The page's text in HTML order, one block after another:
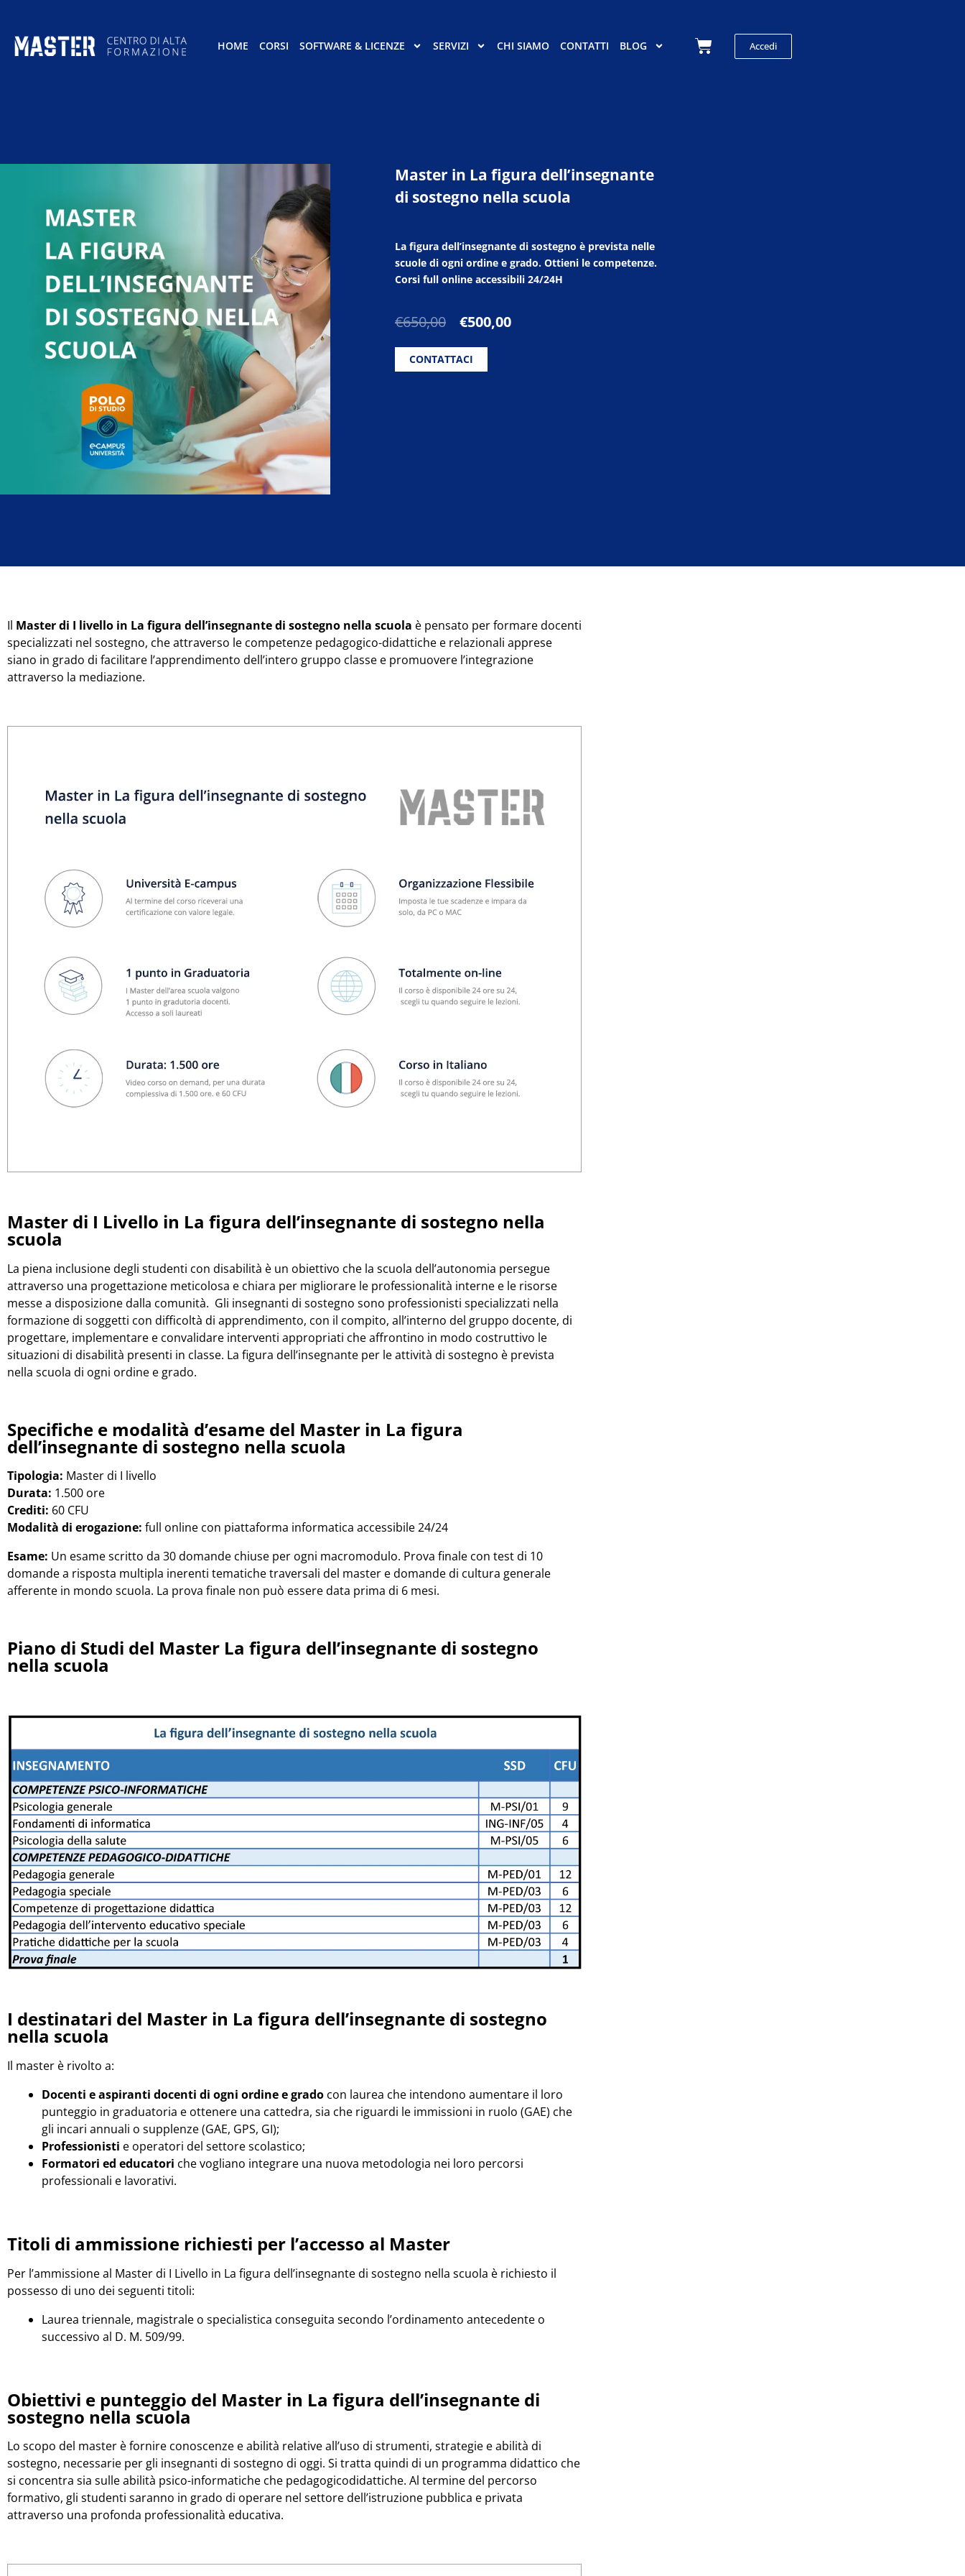
HOME CORSI SOFTWARE & LICENZE SERVIZI CHI SIAMO CONTATTI BLOG CarrelloAccedi
Master in La figura dell’insegnante
di sostegno nella scuola
La figura dell’insegnante di sostegno è prevista nelle
scuole di ogni ordine e grado. Ottieni le competenze.
Corsi full online accessibili 24/24H
€650,00
Il
originale
era:
€500,00Il
CONTATTACI
Il Master di I livello in La figura dell’insegnante di sostegno nella scuola è pensato per formare docenti
specializzati nel sostegno, che attraverso le competenze pedagogico-didattiche e relazionali apprese
siano in grado di facilitare l’apprendimento dell’intero gruppo classe e promuovere l’integrazione
attraverso la mediazione.
Master di I Livello in La figura dell’insegnante di sostegno nella
scuola
La piena inclusione degli studenti con disabilità è un obiettivo che la scuola dell’autonomia persegue
attraverso una progettazione meticolosa e chiara per migliorare le professionalità interne e le risorse
messe a disposizione dalla comunità. Gli insegnanti di sostegno sono professionisti specializzati nella
formazione di soggetti con difficoltà di apprendimento, con il compito, all’interno del gruppo docente, di
progettare, implementare e convalidare interventi appropriati che affrontino in modo costruttivo le
situazioni di disabilità presenti in classe. La figura dell’insegnante per le attività di sostegno è prevista
nella scuola di ogni ordine e grado.
Specifiche e modalità d’esame del Master in La figura
dell’insegnante di sostegno nella scuola
Tipologia: Master di I livello
Durata: 1.500 ore
Crediti: 60 CFU
Modalità di erogazione: full online con piattaforma informatica accessibile 24/24
Esame: Un esame scritto da 30 domande chiuse per ogni macromodulo. Prova finale con test di 10
domande a risposta multipla inerenti tematiche traversali del master e domande di cultura generale
afferente in mondo scuola. La prova finale non può essere data prima di 6 mesi.
Piano di Studi del Master La figura dell’insegnante di sostegno
nella scuola
I destinatari del Master in La figura dell’insegnante di sostegno
nella scuola
Il master è rivolto a:
Docenti e aspiranti docenti di ogni ordine e grado con laurea che intendono aumentare il loro
punteggio in graduatoria e ottenere una cattedra, sia che riguardi le immissioni in ruolo (GAE) che
gli incari annuali o supplenze (GAE, GPS, GI);
Professionisti e operatori del settore scolastico;
Formatori ed educatori che vogliano integrare una nuova metodologia nei loro percorsi
professionali e lavorativi.
Titoli di ammissione richiesti per l’accesso al Master
Per l’ammissione al Master di I Livello in La figura dell’insegnante di sostegno nella scuola è richiesto il
possesso di uno dei seguenti titoli:
Laurea triennale, magistrale o specialistica conseguita secondo l’ordinamento antecedente o
successivo al D. M. 509/99.
Obiettivi e punteggio del Master in La figura dell’insegnante di
sostegno nella scuola
Lo scopo del master è fornire conoscenze e abilità relative all’uso di strumenti, strategie e abilità di
sostegno, necessarie per gli insegnanti di sostegno di oggi. Si tratta quindi di un programma didattico che
si concentra sia sulle abilità psico-informatiche che pedagogicodidattiche. Al termine del percorso
formativo, gli studenti saranno in grado di operare nel settore dell’istruzione pubblica e privata
attraverso una profonda professionalità educativa.